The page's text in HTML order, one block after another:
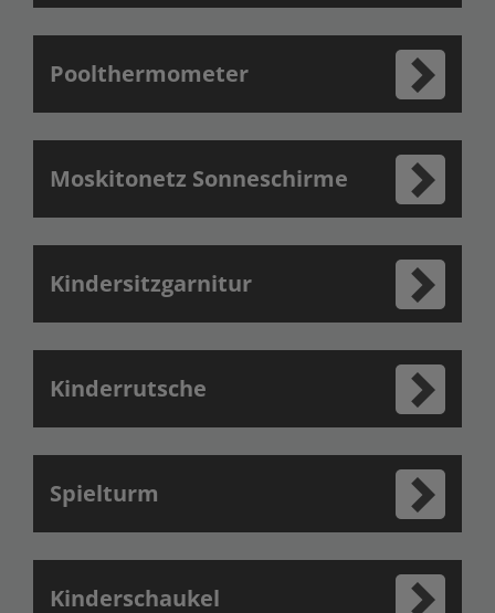
Poolthermometer
Moskitonetz Sonneschirme
Kindersitzgarnitur
Kinderrutsche
Spielturm
Kinderschaukel